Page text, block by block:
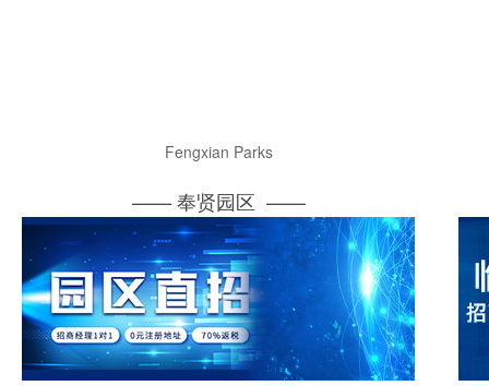
Fengxian Parks
—— 奉贤园区 ——